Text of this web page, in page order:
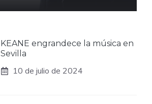
KEANE engrandece la música en
Sevilla
10 de julio de 2024